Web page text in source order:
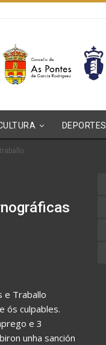
DEPORTES
e Traballo
ós culpables.
e 3
unha sanción